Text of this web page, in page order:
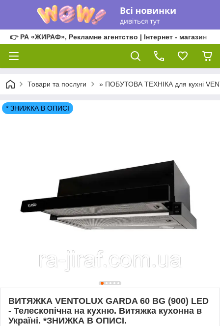
👉 РА «ЖИРАФ», Рекламне агентство | Інтернет - магазин
Товари та послуги » ПОБУТОВА ТЕХНІКА для кухні
* ЗНИЖКА В ОПИСІ
ВИТЯЖКА VENTOLUX GARDA 60 BG (900) LED
- Телескопічна на кухню. Витяжка кухонна в
Україні. *ЗНИЖКА В ОПИСІ.